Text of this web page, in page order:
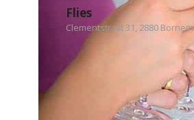
Flies
Clementstraat 31, 2880 Bornem